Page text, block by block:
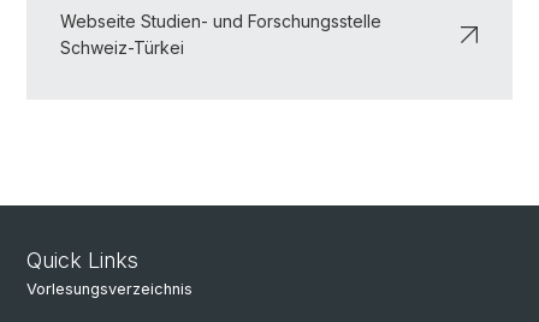
Webseite Studien- und Forschungsstelle
Schweiz-Türkei
Quick Links
Vorlesungsverzeichnis